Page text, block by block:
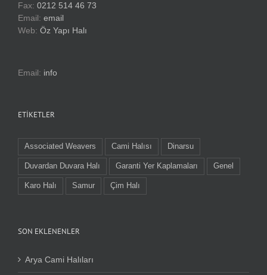
Fax: 0212 514 46 73
Email: email
Web: Öz Yapı Halı
Email: info
ETIKETLER
Associated Weavers Cami Halısı Dinarsu
Duvardan Duvara Halı Garanti Yer Kaplamaları Genel
Karo Halı Samur Çim Halı
SON EKLENENLER
Arya Cami Halıları